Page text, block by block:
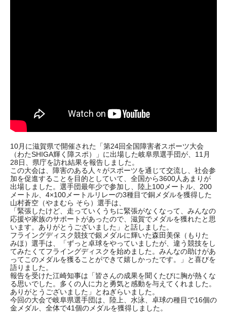
10月に滋賀県で開催された「第24回全国障害者スポーツ大会
（わたSHIGA輝く障スポ）」に出場した岐阜県選手団が、11月
28日、県庁を訪れ結果を報告しました。
この大会は、障害のある人々がスポーツを通じて交流し、社会参
加を促進することを目的としていて、全国から3600人あまりが
出場しました。選手団最年少で参加し、陸上100メートル、200
メートル、4×100メートルリレーの3種目で銅メダルを獲得した
山村蒼空（やまむら そら）選手は、
「緊張したけど、走っていくうちに緊張がなくなって、みんなの
応援や家族のサポートがあったので、滋賀でメダルを獲れたと思
います。ありがとうございました」と話しました。
フライングディスク競技で銀メダルに輝いた森田美保（もりた
みほ）選手は、「ずっと卓球をやっていましたが、違う競技をし
てみたくてフライングディスクを始めました。みんなの助けがあ
ってこのメダルを獲ることができて嬉しかったです。」と喜びを
語りました。
報告を受けた江崎知事は「皆さんの成果を聞くたびに胸が熱くな
る思いでした。多くの人に力と勇気と感動を与えてくれました。
ありがとうございました」とねぎらいました。
今回の大会で岐阜県選手団は、陸上、水泳、卓球の種目で16個の
金メダル、全体で41個のメダルを獲得しました。